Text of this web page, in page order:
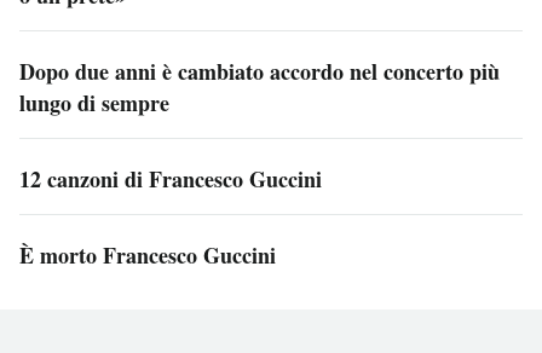
Dopo due anni è cambiato accordo nel concerto più
lungo di sempre
12 canzoni di Francesco Guccini
È morto Francesco Guccini